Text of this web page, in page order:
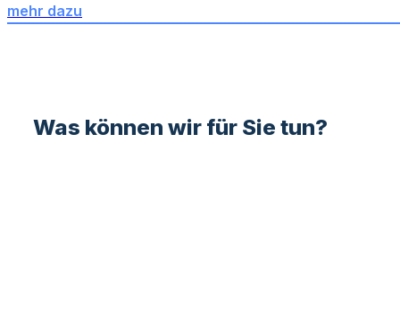
mehr dazu
Was können wir für Sie tun?